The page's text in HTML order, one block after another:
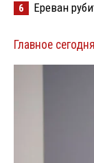
6 Ереван
Главное сегодня